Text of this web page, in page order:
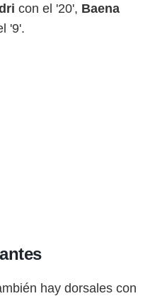
con el '20', Baena
'9'.
hay dorsales con